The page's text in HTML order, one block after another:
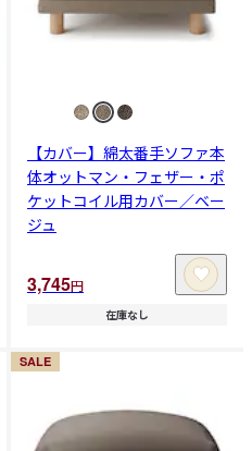
【カバー】綿太番手ソファ本
体オットマン・フェザー・ポ
ケットコイル用カバー／ベー
ジュ
3,745円
在庫なし
SALE